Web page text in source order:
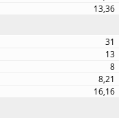
13,36
31
13
8
8,21
16,16